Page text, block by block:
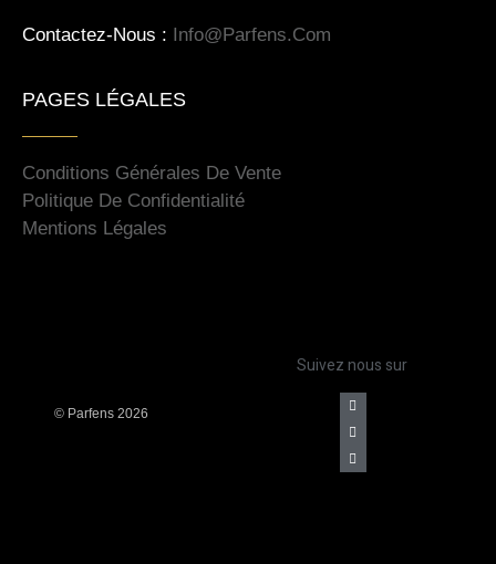
Contactez-Nous : Info@parfens.com
PAGES LÉGALES
Conditions Générales De Vente
Politique De Confidentialité
Mentions Légales
© Parfens 2026
Suivez nous sur